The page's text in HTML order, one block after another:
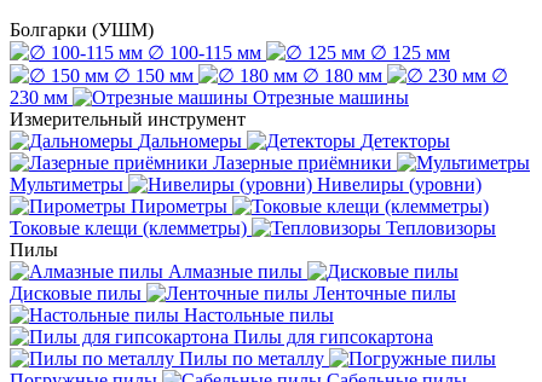
Болгарки (УШМ)
∅ 100-115 мм
∅ 125 мм
∅ 150 мм
∅ 180 мм
∅
230 мм
Отрезные машины
Измерительный инструмент
Дальномеры
Детекторы
Лазерные приёмники
Мультиметры
Нивелиры (уровни)
Пирометры
Токовые клещи (клемметры)
Тепловизоры
Пилы
Алмазные пилы
Дисковые пилы
Ленточные пилы
Настольные пилы
Пилы для гипсокартона
Пилы по металлу